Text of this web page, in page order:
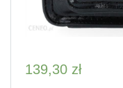
139,30 zł